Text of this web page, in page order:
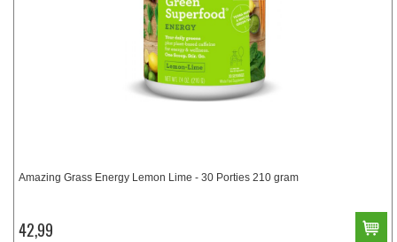
Amazing Grass Energy Lemon Lime - 30 Porties 210 gram
42,99